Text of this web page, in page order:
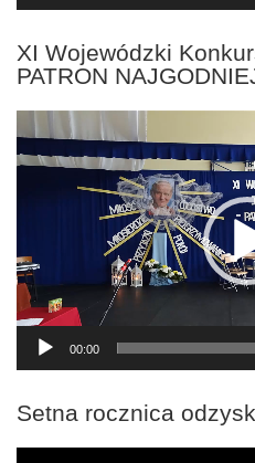
XI Wojewódzki
PATRON
Odtwarzacz
video
00:00
Setna rocznica